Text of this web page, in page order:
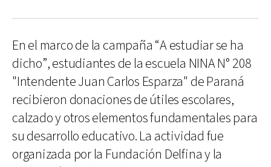
En el marco de la campaña “A estudiar se ha
dicho”, estudiantes de la escuela NINA N° 208
"Intendente Juan Carlos Esparza" de Paraná
recibieron donaciones de útiles escolares,
calzado y otros elementos fundamentales para
su desarrollo educativo. La actividad fue
organizada por la Fundación Delfina y la